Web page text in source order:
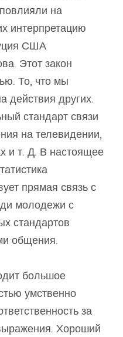
на
интерпретацию
США
Этот закон
То, что мы
действия других.
стандарт связи
на телевидении,
и т. Д. В настоящее
прямая связь с
молодежи с
стандартов
общения.
большое
умственно
за
Хороший